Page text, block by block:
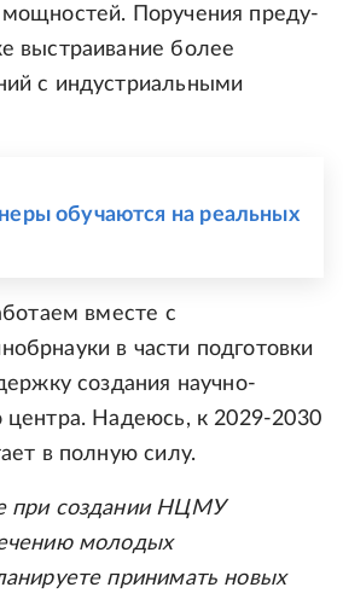
Поручения преду-
выстраивание более
с индустриальными
обучаются на реальных
вместе с
в части подготовки
создания научно-
центра. Надеюсь, к 2029-2030
в полную силу.
при создании НЦМУ
молодых
принимать новых